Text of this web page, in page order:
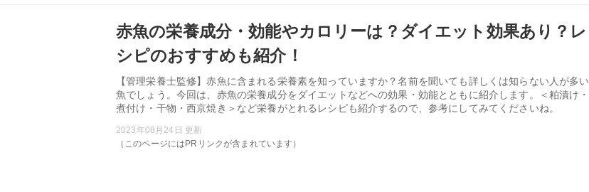
赤魚の栄養成分・効能やカロリーは？ダイエット効果あり？レ
シピのおすすめも紹介！
【管理栄養士監修】赤魚に含まれる栄養素を知っていますか？名前を聞いても詳しくは知らない人が多い
魚でしょう。今回は、赤魚の栄養成分をダイエットなどへの効果・効能とともに紹介します。＜粕漬け・
煮付け・干物・西京焼き＞など栄養がとれるレシピも紹介するので、参考にしてみてくださいね。
2023年08月24日 更新
（このページにはPRリンクが含まれています）